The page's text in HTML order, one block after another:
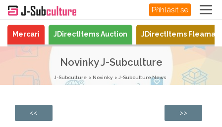
Přihlásit se
Mercari JDirectItems Auction JDirectItems
Novinky J-Subculture
J-Subculture Novinky J-Subculture News
<< >>